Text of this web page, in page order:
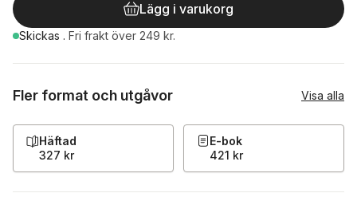
Lägg i varukorg
Skickas . Fri frakt över 249 kr.
Fler format och utgåvor Visa alla
Häftad
327 kr
E-bok
421 kr